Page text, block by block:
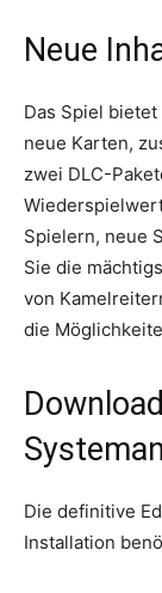
Neue
Das Spiel
neue Karten,
zwei DLC-
Spielern, neue
Sie die
von
die
Die definitive
Installation